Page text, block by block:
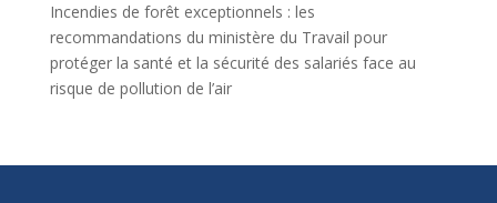
Incendies de forêt exceptionnels : les
recommandations du ministère du Travail pour
protéger la santé et la sécurité des salariés face au
risque de pollution de l’air